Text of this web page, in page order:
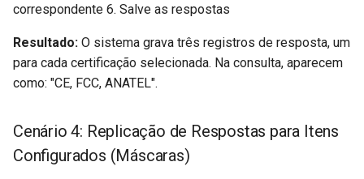
correspondente 6. Salve as respostas
Resultado: O sistema grava três registros de resposta, um
para cada certificação selecionada. Na consulta, aparecem
como: "CE, FCC, ANATEL".
Cenário 4: Replicação de Respostas para Itens
Configurados (Máscaras)